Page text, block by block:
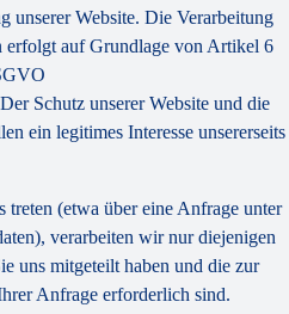
unserer Website. Die Verarbeitung
erfolgt auf Grundlage von Artikel 6
Schutz unserer Website und die
ein legitimes Interesse unsererseits
(etwa über eine Anfrage unter
verarbeiten wir nur diejenigen
uns mitgeteilt haben und die zur
Anfrage erforderlich sind.